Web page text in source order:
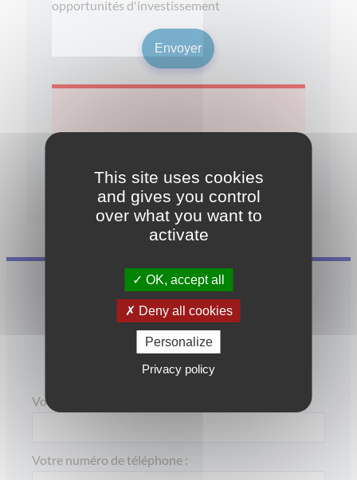
opportunités d'investissement
Garanties et réglementations
CONTACTEZ-NOUS
Vous avez des questions, un projet ?
via le formulaire ci-dessous.
Votre nom et prénom * :
Votre numéro de téléphone :
This site uses cookies
and gives you control
over what you want to
activate
OK, accept all
Deny all cookies
Personalize
Privacy policy